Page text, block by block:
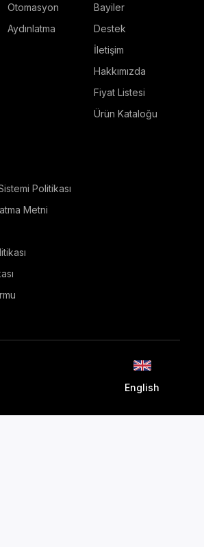
Otomasyon
Aydınlatma
Bayiler
Destek
İletişim
Hakkımızda
Fiyat Listesi
Ürün Kataloğu
Politikası
Metni
English